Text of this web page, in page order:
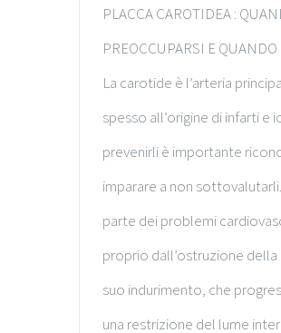
PLACCA CAROTIDEA :
PREOCCUPARSI E
La carotide è l’arteria
spesso all’origine di infarti e
prevenirli è importante
imparare a non
parte dei problemi
proprio dall’ostruzione
suo indurimento, che
una restrizione del lume